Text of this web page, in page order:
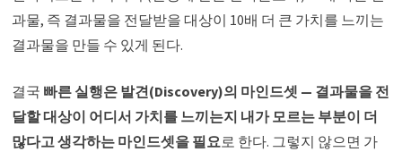
과물, 즉 결과물을 전달받을 대상이 10배 더 큰 가치를 느끼는
결과물을 만들 수 있게 된다.
결국 빠른 실행은 발견(Discovery)의 마인드셋 — 결과물을 전
달할 대상이 어디서 가치를 느끼는지 내가 모르는 부분이 더
많다고 생각하는 마인드셋을 필요로 한다. 그렇지 않으면 가